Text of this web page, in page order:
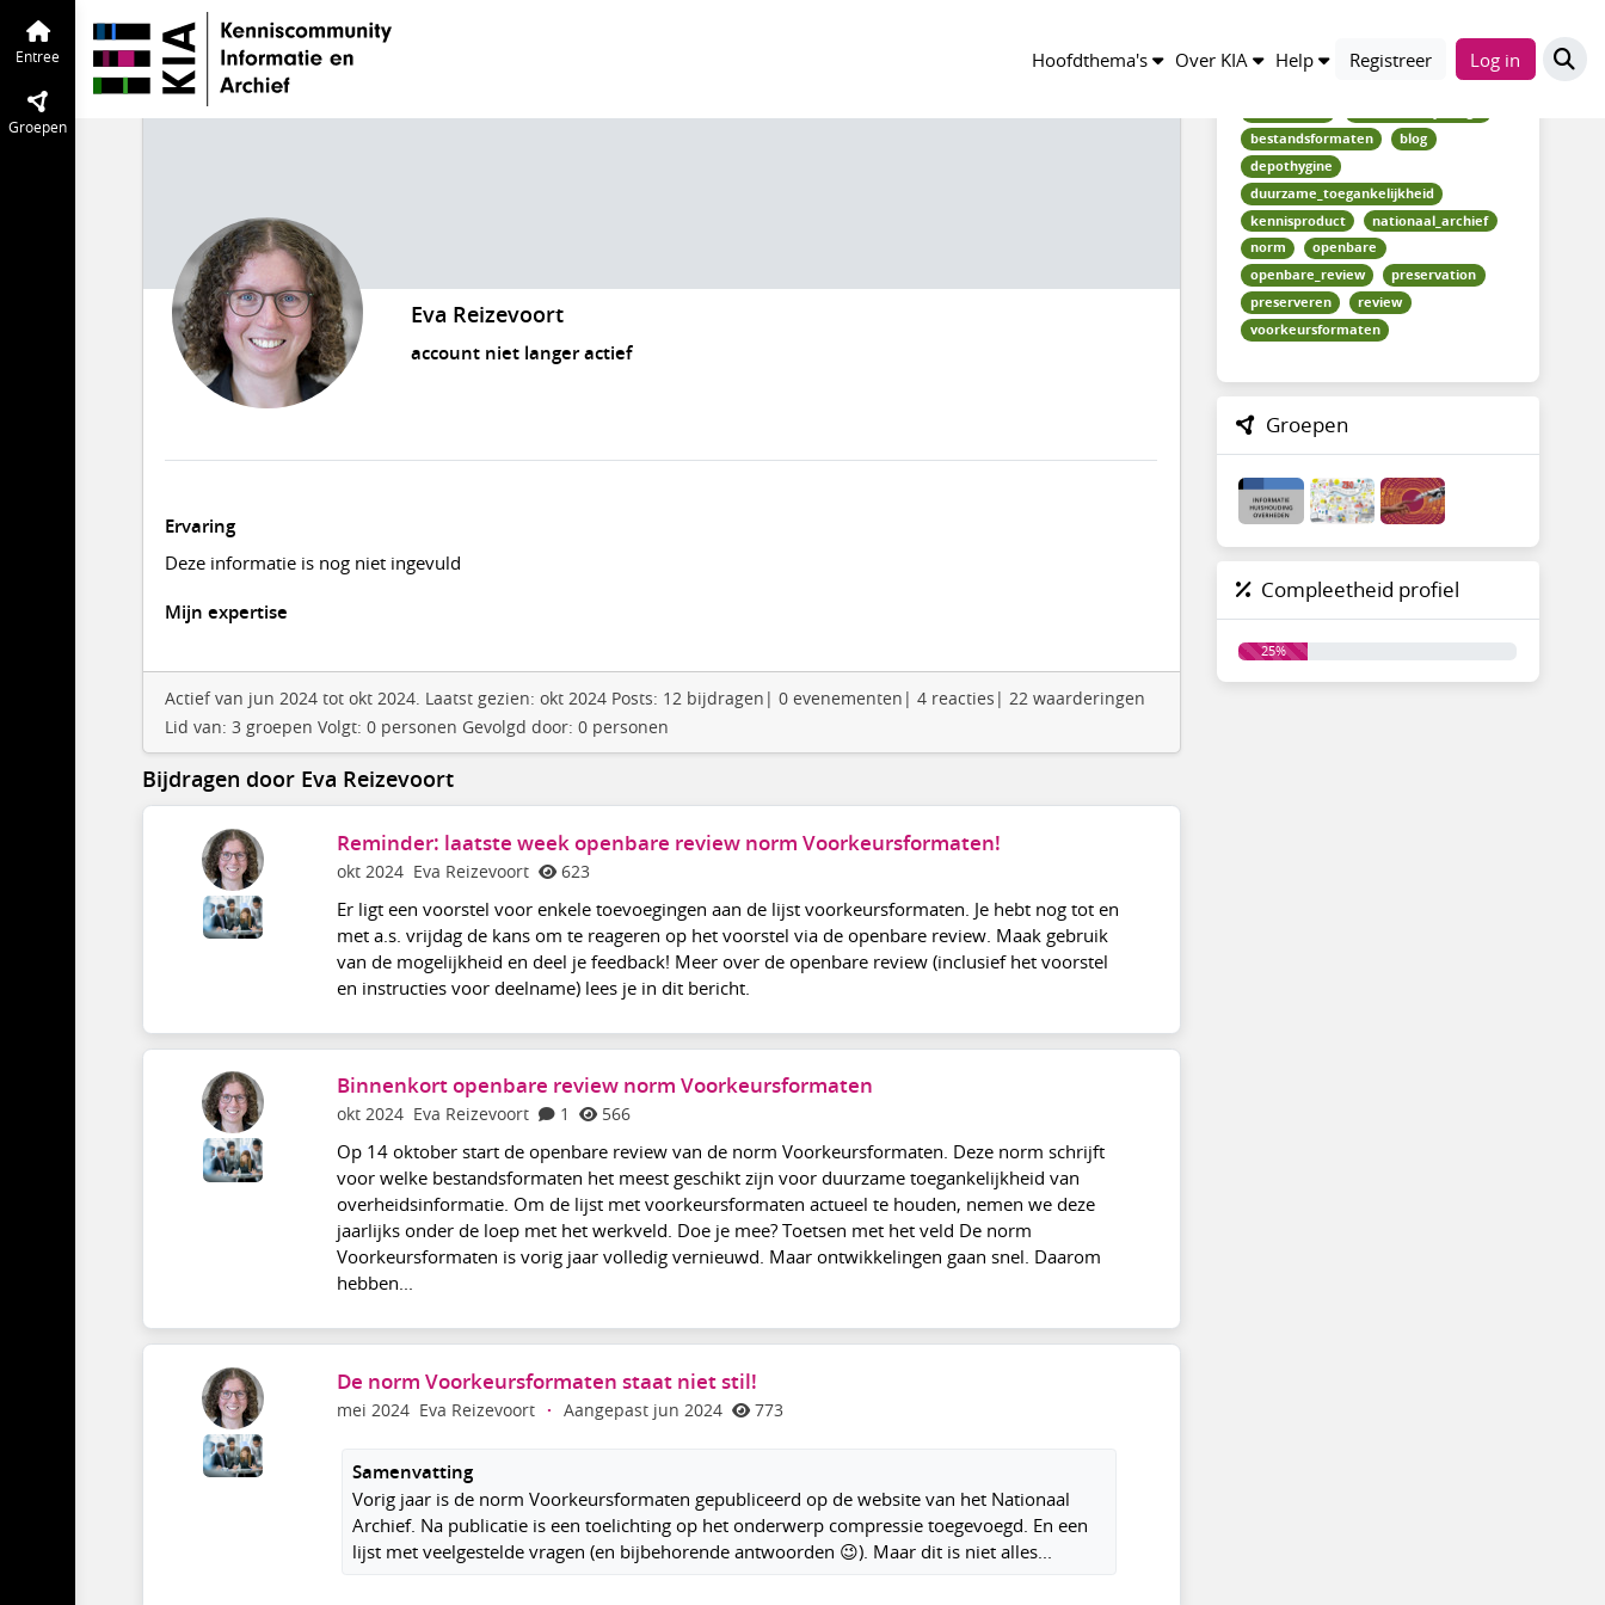
Hoofdthema's Over KIA Help Registreer Log in
Entree
Groepen
Eva Reizevoort
account niet langer actief
Ervaring
Deze informatie is nog niet ingevuld
Mijn expertise
Actief van jun 2024 tot okt 2024. Laatst gezien: okt 2024 Posts: 12 bijdragen| 0 evenementen| 4 reacties| 22 waarderingen
Lid van: 3 groepen Volgt: 0 personen Gevolgd door: 0 personen
Bijdragen door Eva Reizevoort
Reminder: laatste week openbare review norm Voorkeursformaten!
okt 2024 Eva Reizevoort 623
Er ligt een voorstel voor enkele toevoegingen aan de lijst voorkeursformaten. Je hebt nog tot en
met a.s. vrijdag de kans om te reageren op het voorstel via de openbare review. Maak gebruik
van de mogelijkheid en deel je feedback! Meer over de openbare review (inclusief het voorstel
en instructies voor deelname) lees je in dit bericht.
Binnenkort openbare review norm Voorkeursformaten
okt 2024 Eva Reizevoort 1 566
Op 14 oktober start de openbare review van de norm Voorkeursformaten. Deze norm schrijft
voor welke bestandsformaten het meest geschikt zijn voor duurzame toegankelijkheid van
overheidsinformatie. Om de lijst met voorkeursformaten actueel te houden, nemen we deze
jaarlijks onder de loep met het werkveld. Doe je mee? Toetsen met het veld De norm
Voorkeursformaten is vorig jaar volledig vernieuwd. Maar ontwikkelingen gaan snel. Daarom
hebben...
De norm Voorkeursformaten staat niet stil!
mei 2024 Eva Reizevoort · Aangepast jun 2024 773
Samenvatting
Vorig jaar is de norm Voorkeursformaten gepubliceerd op de website van het Nationaal
Archief. Na publicatie is een toelichting op het onderwerp compressie toegevoegd. En een
lijst met veelgestelde vragen (en bijbehorende antwoorden 😉). Maar dit is niet alles...
bestandsformaten
blog
depothygine
duurzame_toegankelijkheid
kennisproduct
nationaal_archief
norm
openbare
openbare_review
preservation
preserveren
review
voorkeursformaten
Groepen
Compleetheid profiel
25%